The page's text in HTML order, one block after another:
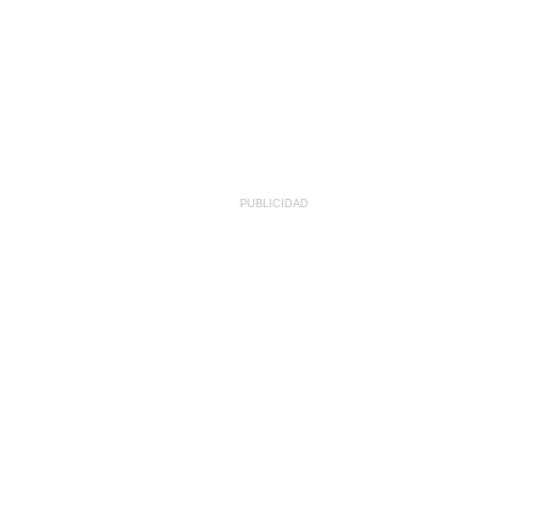
PUBLICIDAD